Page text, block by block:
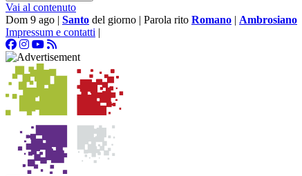
Vai al contenuto
Dom 9 ago | Santo del giorno | Parola rito Romano | Ambrosiano
Impressum e contatti |